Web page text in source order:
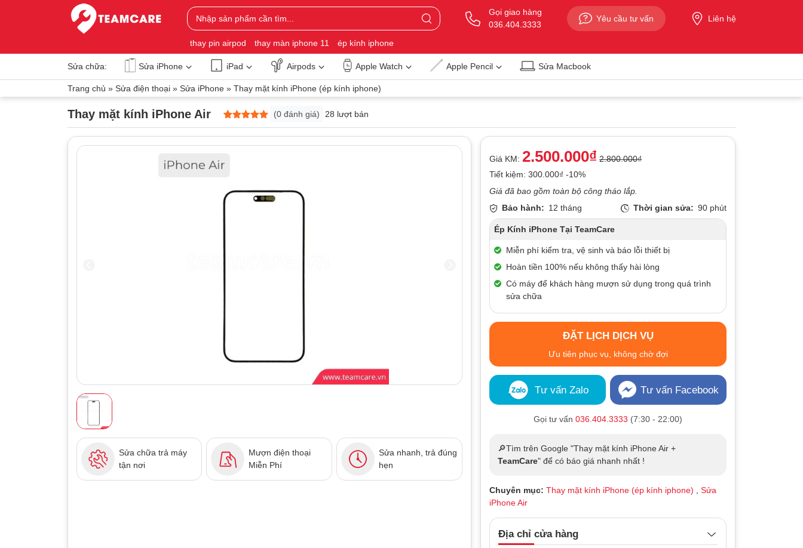
Gọi giao hàng
036.404.3333
Yêu cầu tư vấn Liên hệ
thay pin airpod thay màn iphone 11 ép kính iphone
Sửa chữa: Sửa iPhone iPad Airpods Apple Watch Apple Pencil Sửa Macbook
Trang chủ » Sửa điện thoại» Sửa iPhone» Thay mặt kính iPhone (ép kính iphone)
Thay mặt kính iPhone Air
5trên 5
dựa trên
0
đánh giá
(0 đánh giá) 28 lượt bán
Sửa chữa trả máy
tận nơi
Mượn điện thoại
Miễn Phí
Sửa nhanh, trả đúng
hẹn
Giá KM: 2.500.000₫ 2.800.000₫
Tiết kiệm: 300.000₫ -10%
Giá đã bao gồm toàn bộ công tháo lắp.
Bảo hành: 12 tháng Thời gian sửa: 90 phút
Ép Kính iPhone Tại TeamCare
Miễn phí kiểm tra, vệ sinh và báo lỗi thiết bị
Hoàn tiền 100% nếu không thấy hài lòng
Có máy để khách hàng mượn sử dụng trong quá trình
sửa chữa
ĐẶT LỊCH DỊCH VỤ
Ưu tiên phục vụ, không chờ đợi
Tư vấn Zalo Tư vấn Facebook
Gọi tư vấn036.404.3333 (7:30 - 22:00)
🔎Tìm trên Google "Thay mặt kính iPhone Air +
TeamCare" để có báo giá nhanh nhất !
Chuyên mục: Thay mặt kính iPhone (ép kính iphone) ,Sửa
iPhone Air
Địa chỉ cửa hàng